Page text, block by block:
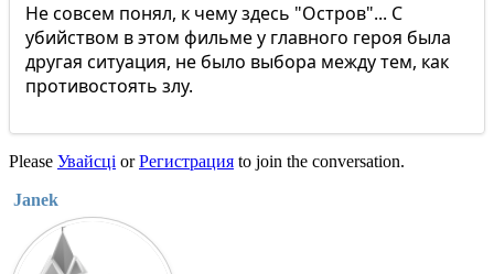
Не совсем понял, к чему здесь "Остров"... С
убийством в этом фильме у главного героя была
другая ситуация, не было выбора между тем, как
противостоять злу.
Please Увайсці orРегистрация to join the conversation.
Janek